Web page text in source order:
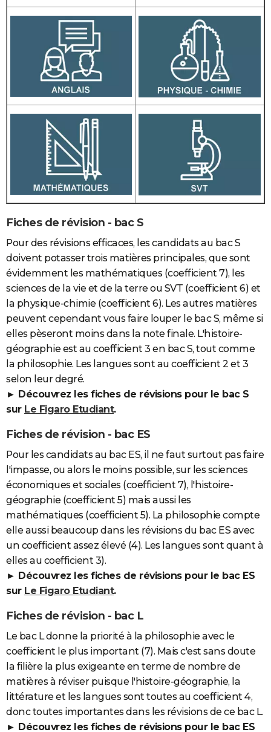
Fiches de révision - bac S
Pour des révisions efficaces, les candidats au bac S
doivent potasser trois matières principales, que sont
évidemment les mathématiques (coefficient 7), les
sciences de la vie et de la terre ou SVT (coefficient 6) et
la physique-chimie (coefficient 6). Les autres matières
peuvent cependant vous faire louper le bac S, même si
elles pèseront moins dans la note finale. L'histoire-
géographie est au coefficient 3 en bac S, tout comme
la philosophie. Les langues sont au coefficient 2 et 3
selon leur degré.
► Découvrez les fiches de révisions pour le bac S
sur Le Figaro Etudiant.
Fiches de révision - bac ES
Pour les candidats au bac ES, il ne faut surtout pas faire
l'impasse, ou alors le moins possible, sur les sciences
économiques et sociales (coefficient 7), l'histoire-
géographie (coefficient 5) mais aussi les
mathématiques (coefficient 5). La philosophie compte
elle aussi beaucoup dans les révisions du bac ES avec
un coefficient assez élevé (4). Les langues sont quant à
elles au coefficient 3).
► Découvrez les fiches de révisions pour le bac ES
sur Le Figaro Etudiant.
Fiches de révision - bac L
Le bac L donne la priorité à la philosophie avec le
coefficient le plus important (7). Mais c'est sans doute
la filière la plus exigeante en terme de nombre de
matières à réviser puisque l'histoire-géographie, la
littérature et les langues sont toutes au coefficient 4,
donc toutes importantes dans les révisions de ce bac L.
► Découvrez les fiches de révisions pour le bac ES